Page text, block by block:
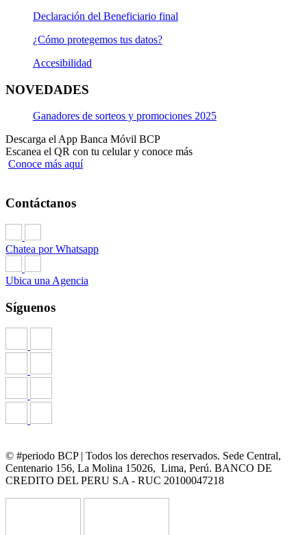
Declaración del Beneficiario final
¿Cómo protegemos tus datos?
Accesibilidad
NOVEDADES
Ganadores de sorteos y promociones 2025
Descarga el App Banca Móvil BCP
Escanea el QR con tu celular y conoce más
Conoce más aquí
Contáctanos
Chatea por Whatsapp
Ubica una Agencia
Síguenos
© #periodo BCP | Todos los derechos reservados. Sede Central,
Centenario 156, La Molina 15026, Lima, Perú. BANCO DE
CREDITO DEL PERU S.A - RUC 20100047218